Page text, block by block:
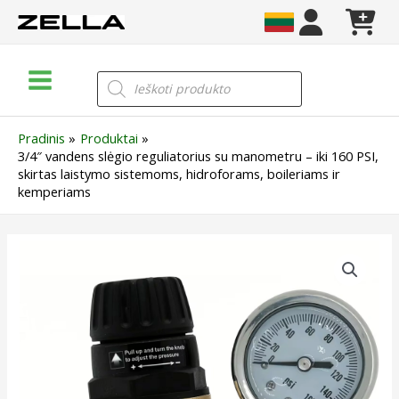
prie
Menu
Products
search
Pradinis
Produktai
3/4″ vandens slėgio reguliatorius su manometru – iki 160 PSI,
skirtas laistymo sistemoms, hidroforams, boileriams ir
kemperiams
reguliatorius
manometru